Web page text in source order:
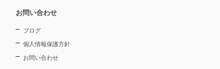
お問い合わせ
ブログ
個人情報保護方針
お問い合わせ